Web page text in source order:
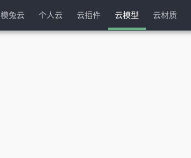
模兔云 个人云 云插件 云模型 云材质